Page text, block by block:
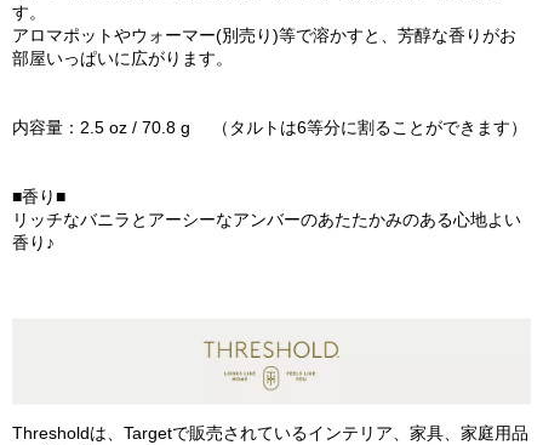
す。
アロマポットやウォーマー(別売り)等で溶かすと、芳醇な香りがお
部屋いっぱいに広がります。
内容量：2.5 oz / 70.8 g （タルトは6等分に割ることができます）
■香り■
リッチなバニラとアーシーなアンバーのあたたかみのある心地よい
香り♪
Thresholdは、Targetで販売されているインテリア、家具、家庭用品